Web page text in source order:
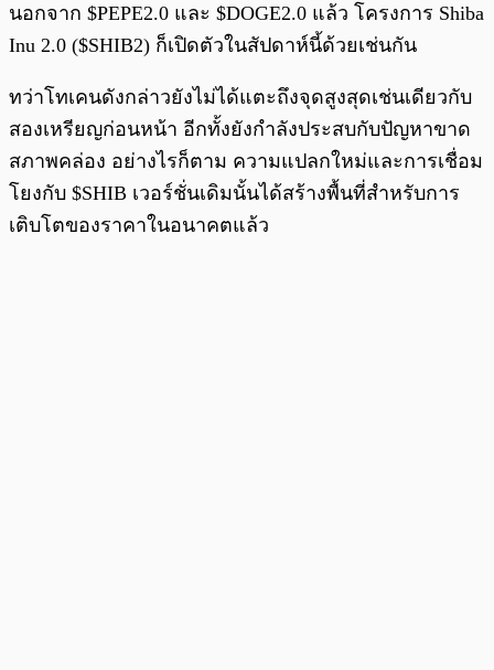
นอกจาก $PEPE2.0 และ $DOGE2.0 แล้ว โครงการ Shiba
Inu 2.0 ($SHIB2) ก็เปิดตัวในสัปดาห์นี้ด้วยเช่นกัน
ทว่าโทเคนดังกล่าวยังไม่ได้แตะถึงจุดสูงสุดเช่นเดียวกับ
สองเหรียญก่อนหน้า อีกทั้งยังกำลังประสบกับปัญหาขาด
สภาพคล่อง อย่างไรก็ตาม ความแปลกใหม่และการเชื่อม
โยงกับ $SHIB เวอร์ชั่นเดิมนั้นได้สร้างพื้นที่สำหรับการ
เติบโตของราคาในอนาคตแล้ว